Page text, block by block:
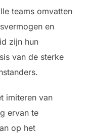
teams omvatten
en
zijn hun
van de sterke
imiteren van
ervan te
op het